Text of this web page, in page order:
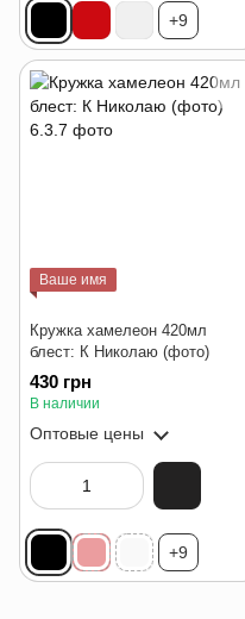
+9
Ваше имя
Кружка хамелеон 420мл
блест: К Николаю (фото)
430 грн
В наличии
Оптовые цены
+9